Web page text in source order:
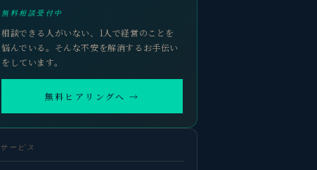
無料相談受付中
相談できる人がいない、1人で経営のことを
悩んでいる。そんな不安を解消するお手伝い
をしています。
無料ヒアリングへ →
サービス